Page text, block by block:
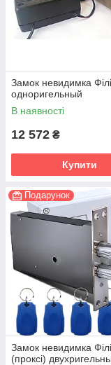
Замок невидимка
одноригельный
В наявності
12 572 ₴
Купити
Подарунок
Замок невидимка
(проксі)